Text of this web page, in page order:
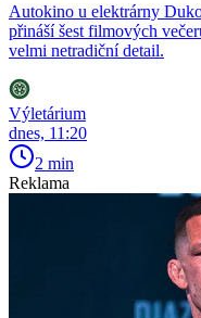
Autokino u elektrárny
přináší šest filmových
velmi netradiční detail.
Výletárium
dnes, 11:20
2 min
Reklama